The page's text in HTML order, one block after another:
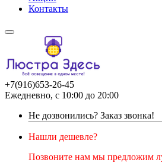
Контакты
+7(916)653-26-45
Ежедневно, с 10:00 до 20:00
Не дозвонились? Заказ звонка!
Нашли дешевле?
Позвоните нам мы предложим